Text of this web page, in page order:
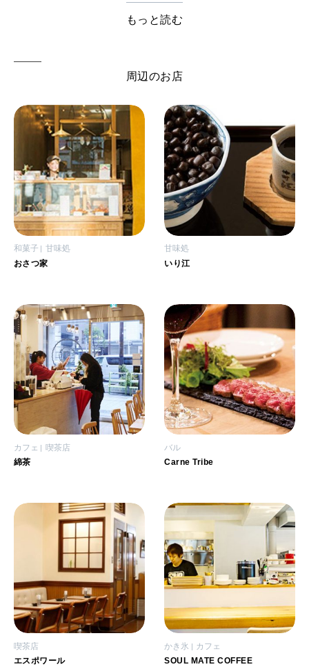
もっと読む
周辺のお店
和菓子 甘味処
おさつ家
甘味処
いり江
カフェ 喫茶店
綿茶
バル
Carne Tribe
喫茶店
エスポワール
かき氷 カフェ
SOUL MATE COFFEE